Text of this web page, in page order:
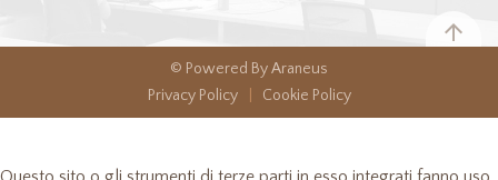
© Powered By Araneus
Privacy Policy
Cookie Policy